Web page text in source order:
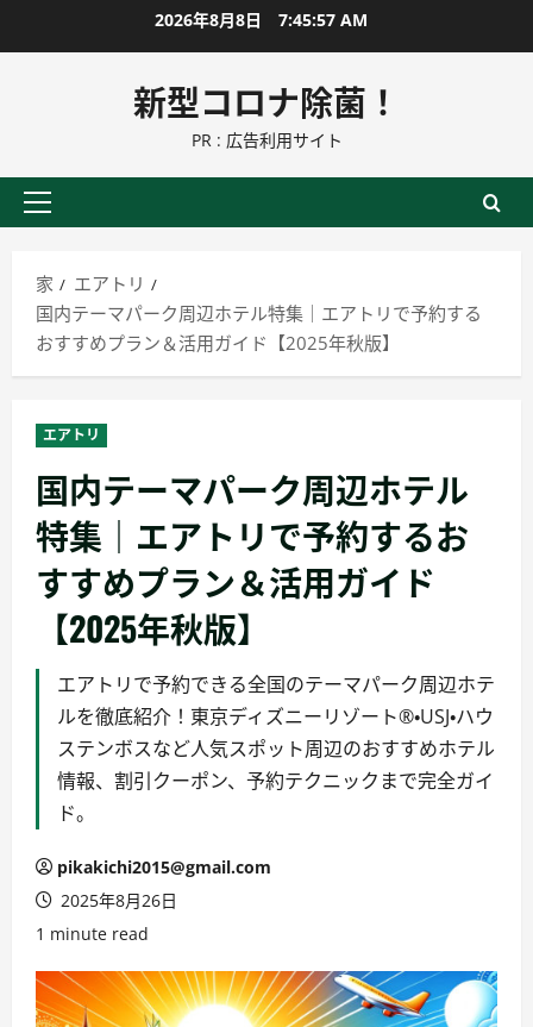
ン
に
2026年8月8日 7:45:59 AM
新型コロナ除菌！
PR : 広告利用サイト
プ
イ
マ
リ
ニ
ュ
ー
家
エアトリ
国内テーマパーク周辺ホテル特集｜エアトリで予約する
おすすめプラン＆活用ガイド【2025年秋版】
エアトリ
国内テーマパーク周辺ホテル
特集｜エアトリで予約するお
すすめプラン＆活用ガイド
【2025年秋版】
エアトリで予約できる全国のテーマパーク周辺ホテ
ルを徹底紹介！東京ディズニーリゾート®・USJ・ハウ
ステンボスなど人気スポット周辺のおすすめホテル
情報、割引クーポン、予約テクニックまで完全ガイ
ド。
pikakichi2015@gmail.com
2025年8月26日
1 minute read